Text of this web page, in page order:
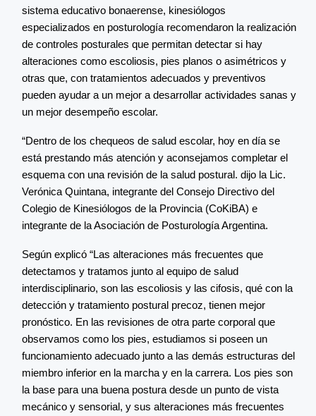
sistema educativo bonaerense, kinesiólogos
especializados en posturología recomendaron la realización
de controles posturales que permitan detectar si hay
alteraciones como escoliosis, pies planos o asimétricos y
otras que, con tratamientos adecuados y preventivos
pueden ayudar a un mejor a desarrollar actividades sanas y
un mejor desempeño escolar.
“Dentro de los chequeos de salud escolar, hoy en día se
está prestando más atención y aconsejamos completar el
esquema con una revisión de la salud postural. dijo la Lic.
Verónica Quintana, integrante del Consejo Directivo del
Colegio de Kinesiólogos de la Provincia (CoKiBA) e
integrante de la Asociación de Posturología Argentina.
Según explicó “Las alteraciones más frecuentes que
detectamos y tratamos junto al equipo de salud
interdisciplinario, son las escoliosis y las cifosis, qué con la
detección y tratamiento postural precoz, tienen mejor
pronóstico. En las revisiones de otra parte corporal que
observamos como los pies, estudiamos si poseen un
funcionamiento adecuado junto a las demás estructuras del
miembro inferior en la marcha y en la carrera. Los pies son
la base para una buena postura desde un punto de vista
mecánico y sensorial, y sus alteraciones más frecuentes